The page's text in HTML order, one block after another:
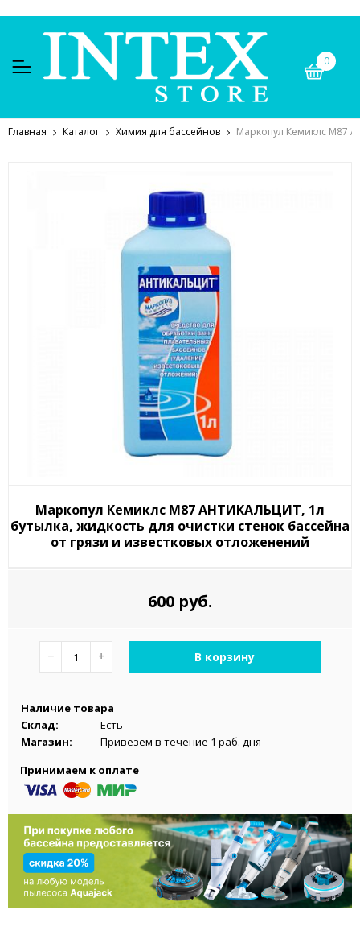
0
Главная Каталог Химия для бассейнов Маркопул Кемиклс М87
Маркопул Кемиклс М87 АНТИКАЛЬЦИТ, 1л
бутылка, жидкость для очистки стенок бассейна
от грязи и известковых отложенений
600 руб.
− + В корзину
Наличие товара
Склад:
Есть
Магазин:
Привезем в течение 1 раб. дня
Принимаем к оплате